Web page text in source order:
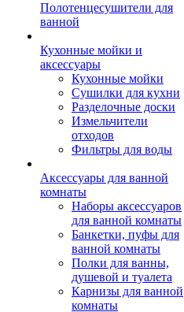
Полотенцесушители для
ванной
Кухонные мойки и
аксессуары
Кухонные мойки
Сушилки для кухни
Разделочные доски
Измельчители
отходов
Фильтры для воды
Аксессуары для ванной
комнаты
Наборы аксессуаров
для ванной комнаты
Банкетки, пуфы для
ванной комнаты
Полки для ванны,
душевой и туалета
Карнизы для ванной
комнаты